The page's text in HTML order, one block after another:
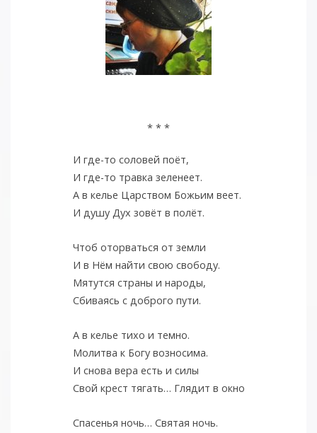
* * *
И где-то соловей поëт,
И где-то травка зеленеет.
А в келье Царством Божьим веет.
И душу Дух зовëт в полëт.
Чтоб оторваться от земли
И в Нëм найти свою свободу.
Мятутся страны и народы,
Сбиваясь с доброго пути.
А в келье тихо и темно.
Молитва к Богу возносима.
И снова вера есть и силы
Свой крест тягать… Глядит в окно
Спасенья ночь… Святая ночь.